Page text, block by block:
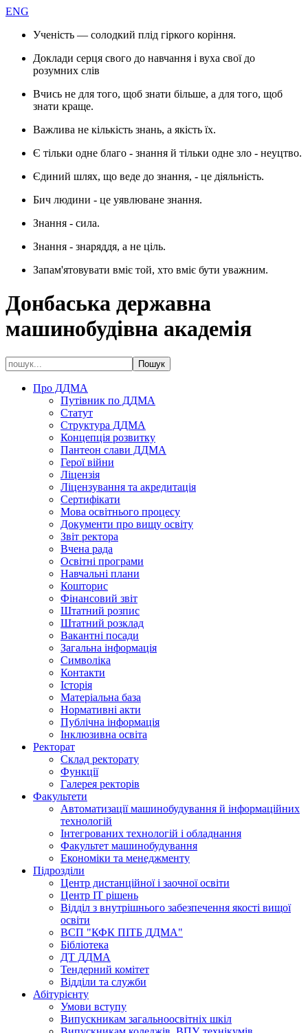
ENG
Ученість — солодкий плід гіркого коріння.
Доклади серця свого до навчання і вуха свої до
розумних слів
Вчись не для того, щоб знати більше, а для того, щоб
знати краще.
Важлива не кількість знань, а якість їх.
Є тільки одне благо - знання й тільки одне зло - неуцтво.
Єдиний шлях, що веде до знання, - це діяльність.
Бич людини - це уявлюване знання.
Знання - сила.
Знання - знаряддя, а не ціль.
Запам'ятовувати вміє той, хто вміє бути уважним.
Донбаська державна
машинобудівна академія
Про ДДМА
Путівник по ДДМА
Статут
Структура ДДМА
Концепція розвитку
Пантеон слави ДДМА
Герої війни
Ліцензія
Ліцензування та акредитація
Сертифікати
Мова освітнього процесу
Документи про вищу освіту
Звіт ректора
Вчена рада
Освітні програми
Навчальні плани
Кошторис
Фінансовий звіт
Штатний розпис
Штатний розклад
Вакантні посади
Загальна інформація
Символіка
Контакти
Історія
Матеріальна база
Нормативні акти
Публічна інформація
Інклюзивна освіта
Ректорат
Склад ректорату
Функції
Галерея ректорів
Факультети
Автоматизації машинобудування й інформаційних
технологій
Інтегрованих технологій і обладнання
Факультет машинобудування
Економіки та менеджменту
Підрозділи
Центр дистанційної і заочної освіти
Центр ІТ рішень
Відділ з внутрішнього забезпечення якості вищої
освіти
ВСП "КФК ПІТБ ДДМА"
Бібліотека
ДТ ДДМА
Тендерний комітет
Відділи та служби
Абітурієнту
Умови вступу
Випускникам загальноосвітніх шкіл